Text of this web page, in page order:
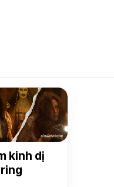
kinh dị